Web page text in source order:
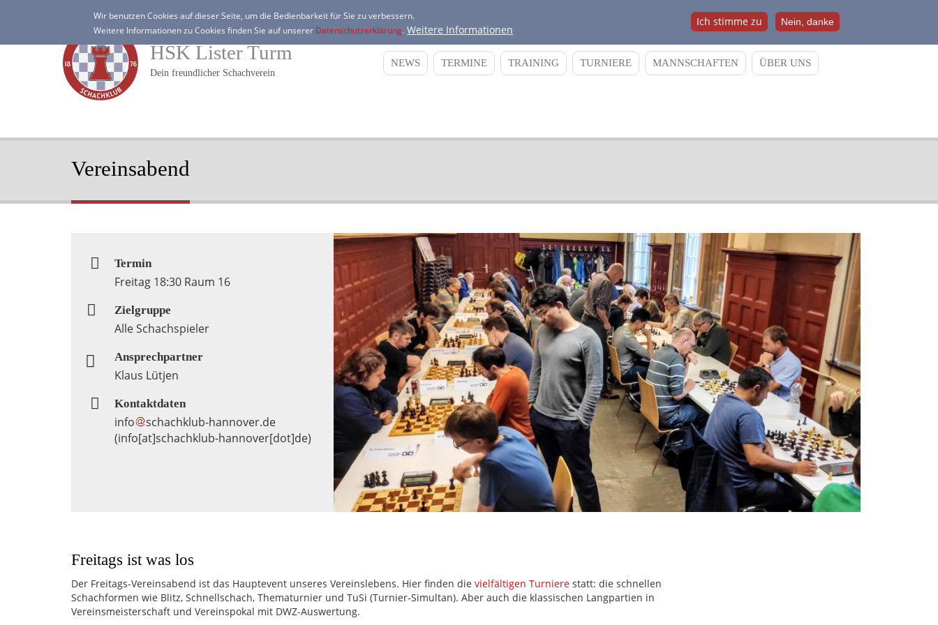
Wir benutzen Cookies auf dieser Seite, um die Bedienbarkeit für Sie zu verbessern.
Weitere Informationen zu Cookies finden Sie auf unserer Datenschutzerklärung. Weitere Informationen
Ich stimme zu Nein, danke
HSK Lister Turm
Dein freundlicher Schachverein
Main
NEWS TERMINE TRAINING TURNIERE MANNSCHAFTEN ÜBER UNS
Vereinsabend
Termin
Freitag 18:30 Raum 16
Zielgruppe
Alle Schachspieler
Ansprechpartner
Klaus Lütjen
Kontaktdaten
info schachklub-hannover.de
(info[at]schachklub-hannover[dot]de)
Galerie
oder
Infobox
Freitags ist was los
Der Freitags-Vereinsabend ist das Hauptevent unseres Vereinslebens. Hier finden die vielfältigen Turniere statt: die schnellen
Schachformen wie Blitz, Schnellschach, Thematurnier und TuSi (Turnier-Simultan). Aber auch die klassischen Langpartien in
Vereinsmeisterschaft und Vereinspokal mit DWZ-Auswertung.